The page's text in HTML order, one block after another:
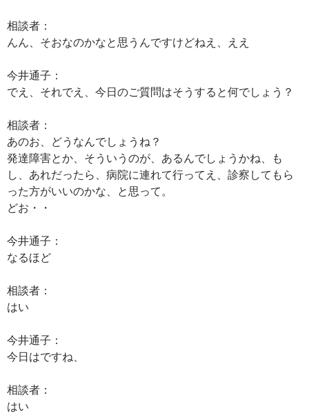
相談者：
んん、そおなのかなと思うんですけどねえ、ええ
今井通子：
でえ、それでえ、今日のご質問はそうすると何でしょう？
相談者：
あのお、どうなんでしょうね？
発達障害とか、そういうのが、あるんでしょうかね、も
し、あれだったら、病院に連れて行ってえ、診察してもら
った方がいいのかな、と思って。
どお・・
今井通子：
なるほど
相談者：
はい
今井通子：
今日はですね、
相談者：
はい